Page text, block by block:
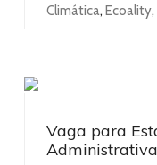
Climática, Ecoality,
Vaga para